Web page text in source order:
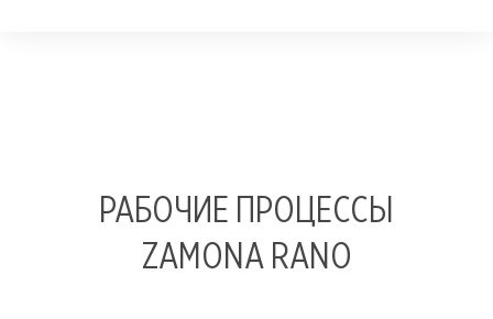
РАБОЧИЕ ПРОЦЕССЫ
ZAMONA RANO